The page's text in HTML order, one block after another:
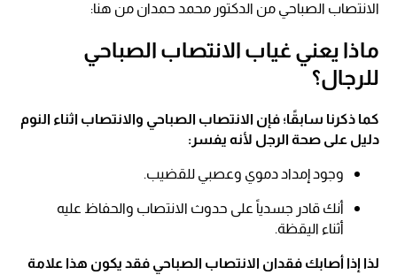
الانتصاب الصباحي من الدكتور محمد حمدان من هنا:
ماذا يعني غياب الانتصاب الصباحي
للرجال؟
كما ذكرنا سابقًا؛ فإن الانتصاب الصباحي والانتصاب اثناء النوم
دليل على صحة الرجل لأنه يفسر:
وجود إمداد دموي وعصبي للقضيب.
أنك قادر جسدياً على حدوث الانتصاب والحفاظ عليه
أثناء اليقظة.
لذا إذا أصابك فقدان الانتصاب الصباحي فقد يكون هذا علامة